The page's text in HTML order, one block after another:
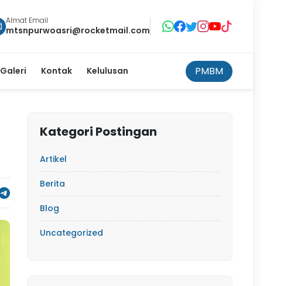
Almat Email
mtsnpurwoasri@rocketmail.com
Galeri Kontak Kelulusan PMBM
Kategori Postingan
Artikel
Berita
Blog
Uncategorized